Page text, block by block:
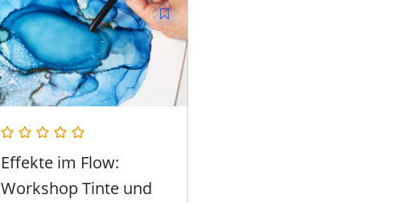
Effekte im Flow:
Workshop Tinte und